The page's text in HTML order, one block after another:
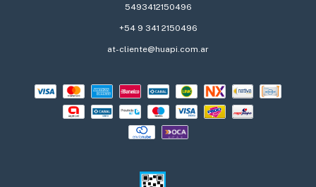
5493412150496
+54 9 341 2150496
at-cliente@huapi.com.ar